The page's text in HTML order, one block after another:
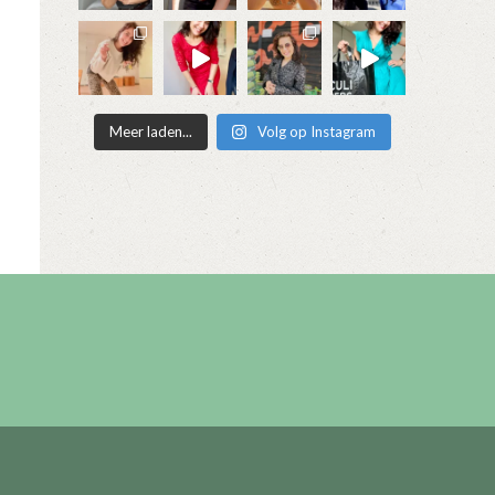
Meer laden... Volg op Instagram